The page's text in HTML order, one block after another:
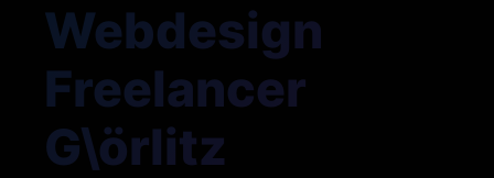
Webdesign
Freelancer
G\örlitz